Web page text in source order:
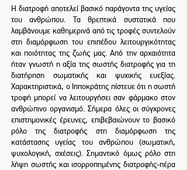
Η διατροφή αποτελεί βασικό παράγοντα της υγείας
του ανθρώπου. Τα θρεπτικά συστατικά που
λαμβάνουμε καθημερινά από τις τροφές συντελούν
στη διαμόρφωση του επιπέδου λειτουργικότητας
και ποιότητας της ζωής μας. Από την αρχαιότητα
ήταν γνωστή η αξία της σωστής διατροφής για τη
διατήρηση σωματικής και ψυχικής ευεξίας.
Χαρακτηριστικά, ο Ιπποκράτης πίστευε ότι η σωστή
τροφή μπορεί να λειτουργήσει σαν φάρμακο στον
ανθρώπινο οργανισμό.Σήμερα όλες οι σύγχρονες
επιστημονικές έρευνες, επιβεβαιώνουν το βασικό
ρόλο της διατροφής στη διαμόρφωση της
κατάστασης υγείας του ανθρώπου (σωματική,
ψυχολογική, σχέσεις).Σημαντικό όμως ρόλο στη
λήψη σωστής και ισορροπημένης διατροφής-πέρα